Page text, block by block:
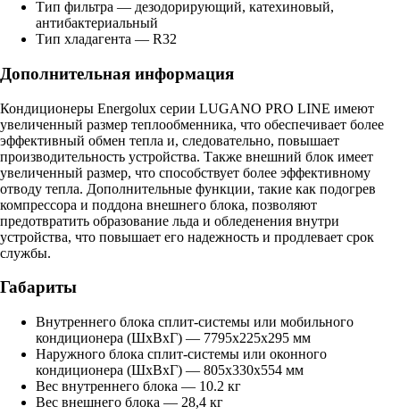
Тип фильтра — дезодорирующий, катехиновый,
антибактериальный
Тип хладагента — R32
Дополнительная информация
Кондиционеры Energolux серии LUGANO PRO LINE имеют
увеличенный размер теплообменника, что обеспечивает более
эффективный обмен тепла и, следовательно, повышает
производительность устройства. Также внешний блок имеет
увеличенный размер, что способствует более эффективному
отводу тепла. Дополнительные функции, такие как подогрев
компрессора и поддона внешнего блока, позволяют
предотвратить образование льда и обледенения внутри
устройства, что повышает его надежность и продлевает срок
службы.
Габариты
Внутреннего блока сплит-системы или мобильного
кондиционера (ШxВxГ) — 7795x225x295 мм
Наружного блока сплит-системы или оконного
кондиционера (ШxВxГ) — 805x330x554 мм
Вес внутреннего блока — 10.2 кг
Вес внешнего блока — 28,4 кг